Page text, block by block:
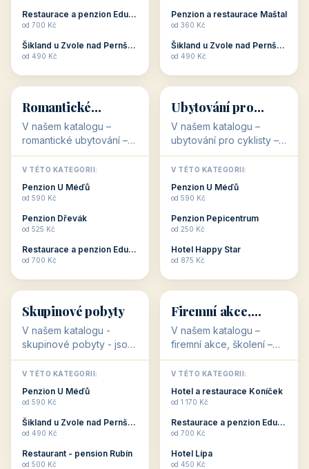
Restaurace a penzion Eduard
od 700 Kč
Šikland u Zvole nad Pernštejnem
od 490 Kč
Penzion a restaurace Maštal
od 360 Kč
Šikland u Zvole nad Pernštejnem
od 490 Kč
💕
💕
Romantické
ubytování
V našem katalogu –
romantické ubytování –
jsou pro Vás připraveny
objekty, které svojí
stavbou, polohou anebo
zaměřením nabízí
Romantické ...
V TÉTO KATEGORII:
Penzion U Méďů
od 590 Kč
Penzion Dřevák
od 525 Kč
Restaurace a penzion Eduard
od 700 Kč
🚴
🚴
32 objektů
Ubytování pro
cyklisty
V našem katalogu –
ubytování pro cyklisty –
jsou pro Vás připraveny
objekty, které jsou na
milovníky cykloturistiky
připraveny. Většinou mají
V TÉTO KATEGORII:
Penzion U Méďů
od 590 Kč
Penzion Pepicentrum
od 250 Kč
Hotel Happy Star
od 875 Kč
👥
👥
32 objektů
Skupinové pobyty
V našem katalogu -
skupinové pobyty - jsou
pro Vás připraveny
objekty, které nabízí
ubytování skupin v
penzionech, hotelích a
Budete překva...
V TÉTO KATEGORII:
Penzion U Méďů
od 590 Kč
Šikland u Zvole nad Pernštejnem
od 490 Kč
Restaurant - pension Rubín
od 500 Kč
💼
💼
31 objektů
Firemní akce,
školení
V našem katalogu –
firemní akce, školení –
jsou pro Vás připraveny
objekty, které mají
zkušenosti pořádat i
menší firemní akce a
ob...
V TÉTO KATEGORII:
Hotel a restaurace Koníček
od 1 170 Kč
Restaurace a penzion Eduard
od 700 Kč
Hotel Lípa
od 450 Kč